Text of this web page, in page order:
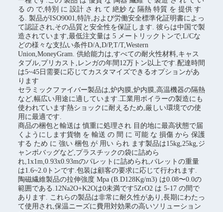
る の で,特別 に 設計 さ れ て 絶妙 な 隔熱 特質 を 提供 す
る. 製品がISO9001,特許,および労働安全標準化証明書によっ
て認証され,その品質と安全性を保証します. 彼らは中国で製
造されています,最低注文量は 5 メートリックトンで,L/Cな
どの様々な支払い条件D/A,D/P,T/T,Western
Union,MoneyGram. 供給能力は,すべての耐火性材料,キャス
タブル,プリカスト,レンガの年間12万トン以上です.配達時間
は5~45日需要に応じてカスタマイズできるオプションがあ
ります
セラミックファイバー製品は,炉内膜,炉内膜,高温機器の隔熱
など,幅広い用途に適しています.工業用ボイラーの製造にも
使われています熱ショックに耐えるため,厳しい環境での使
用に最適です.
商品の梱包と輸送は 慎重に処理され 目的地に最高状態で届
くようにします貨物 を 輸送 の 間 に 可能 な 損傷 から 保護
する ため に 強い 梱包 が 用い られ ます製品は15kg,25kg,ジ
ャンボバッグなど,プラスチックの袋に詰めら
れ,1x1m,0.93x0.93mのパレットに詰められ,パレットの重量
は1.6~2.0トンです.包装は顧客の要求に応じて行われます.
陶磁繊維製品の拉伸強度 Mpa (B.D128Kg/m3) は0.08〜0.0の
範囲である.12Na2O+K2Oは0未満です5ZrO2 は 5-17 の間で
あります. これらの製品は非常に耐久性があり,長期にわたっ
て使用され,保温ニーズに費用対効果の高いソリューション